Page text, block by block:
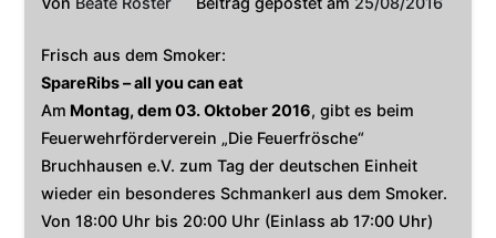
Frisch aus dem Smoker:
SpareRibs – all you can eat
Am Montag, dem 03. Oktober 2016, gibt es beim
Feuerwehrförderverein „Die Feuerfrösche“
Bruchhausen e.V. zum Tag der deutschen Einheit
wieder ein besonderes Schmankerl aus dem Smoker.
Von 18:00 Uhr bis 20:00 Uhr (Einlass ab 17:00 Uhr)